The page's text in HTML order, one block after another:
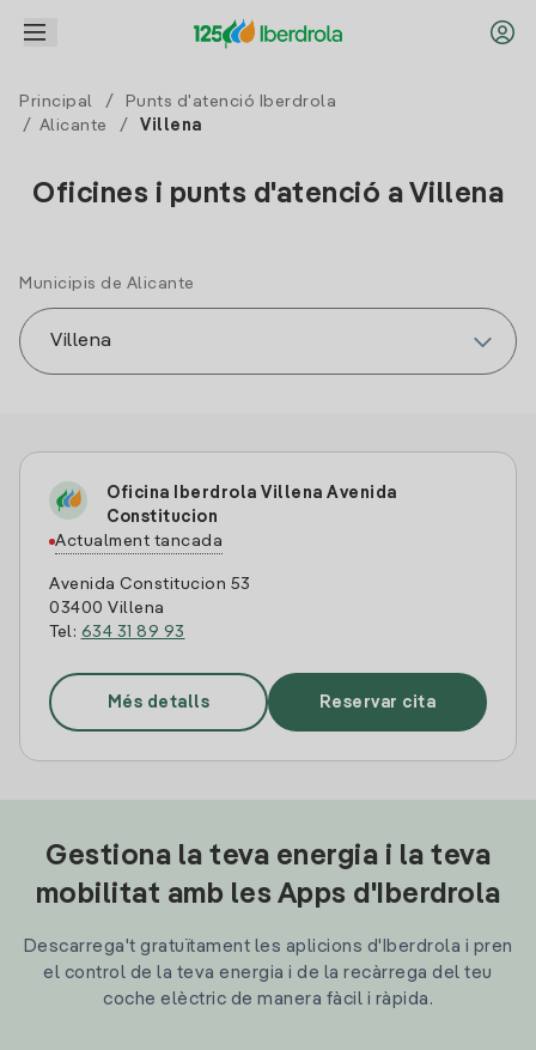
Principal /
Punts d'atenció Iberdrola
/ Alicante / Villena
Oficines i punts d'atenció a Villena
Municipis de Alicante
Oficina Iberdrola Villena Avenida
Constitucion
Actualment tancada
Avenida Constitucion 53
03400 Villena
Tel: 634 31 89 93
Més detalls Reservar cita
Gestiona la teva energia i la teva
mobilitat amb les Apps d'Iberdrola
Descarrega't gratuïtament les aplicions d'Iberdrola i pren
el control de la teva energia i de la recàrrega del teu
coche elèctric de manera fàcil i ràpida.